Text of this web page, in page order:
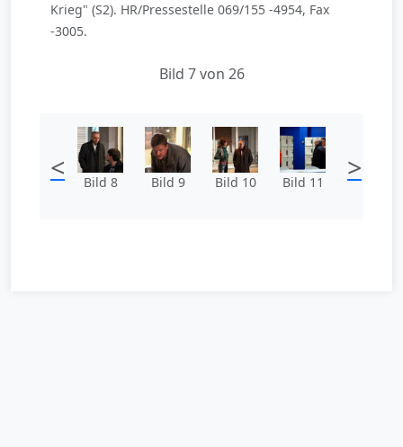
Krieg" (S2). HR/Pressestelle 069/155 -4954, Fax
-3005.
Bild 7 von 26
< Bild 8 Bild 9 Bild 10 Bild 11 >